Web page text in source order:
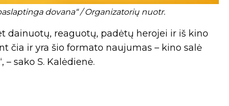
dovana“ / Organizatorių nuotr.
dainuotų, reaguotų, padėtų herojei ir iš kino
čia ir yra šio formato naujumas – kino salė
sako S. Kalėdienė.